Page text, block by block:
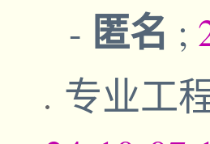
- 匿名 ;
专业工